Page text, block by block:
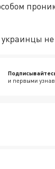
не
и первыми